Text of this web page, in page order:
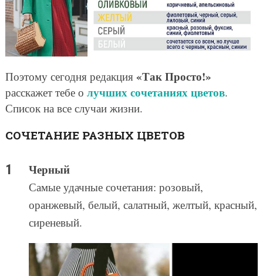
Поэтому сегодня редакция «Так Просто!»
расскажет тебе о лучших сочетаниях цветов.
Список на все случаи жизни.
СОЧЕТАНИЕ РАЗНЫХ ЦВЕТОВ
Черный
Самые удачные сочетания: розовый,
оранжевый, белый, салатный, желтый, красный,
сиреневый.